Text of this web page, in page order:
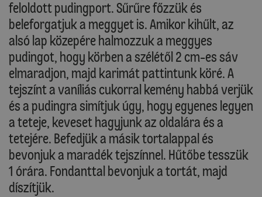
feloldott pudingport. Sűrűre főzzük és
beleforgatjuk a meggyet is. Amikor kihűlt, az
alsó lap közepére halmozzuk a meggyes
pudingot, hogy körben a szélétől 2 cm-es sáv
elmaradjon, majd karimát pattintunk köré. A
tejszínt a vaníliás cukorral kemény habbá verjük
és a pudingra simítjuk úgy, hogy egyenes legyen
a teteje, keveset hagyjunk az oldalára és a
tetejére. Befedjük a másik tortalappal és
bevonjuk a maradék tejszínnel. Hűtőbe tesszük
1 órára. Fondanttal bevonjuk a tortát, majd
díszítjük.